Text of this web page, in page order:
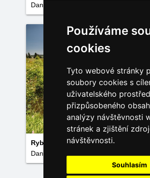
Používáme
cookies
Tyto webové stránky
soubory cookies s
uživatelského
přizpůsobeného
analýzy návštěvnosti
stránek a zjištění
návštěvnosti.
Souhlasím
Daniela Endrštová
Rybník u bývalého Nového mlýna
Daniela Endrštová